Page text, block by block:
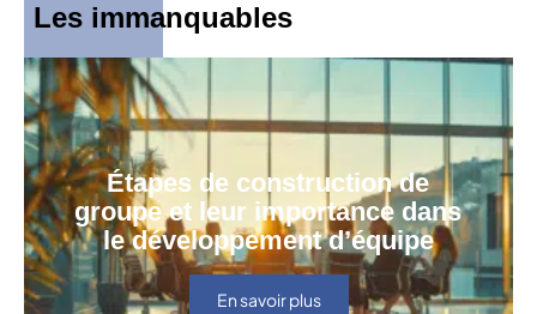
Les immanquables
Étapes de construction de
groupe et leur importance dans
le développement d’équipe
En savoir plus